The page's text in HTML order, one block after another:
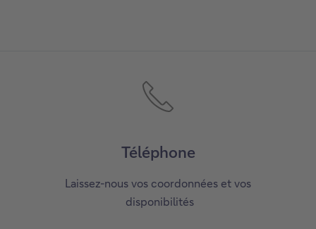
Téléphone
Laissez-nous vos coordonnées et vos
disponibilités